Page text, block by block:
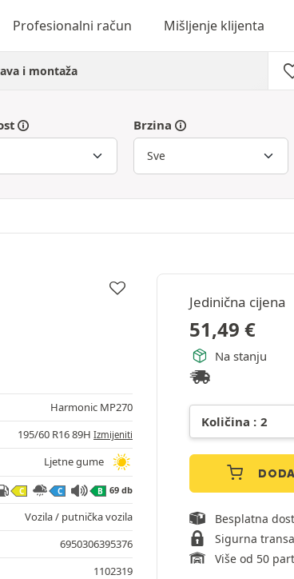
Profesionalni račun Mišljenje klijenta
i montaža
Brzina
Jedinična cijena
51,49 €
Na stanju
Besplatna
Sigurna
Više od 50
Harmonic MP270
195/60 R16 89H Izmijeniti
Ljetne gume
C C B 69 db
Vozila / putnička vozila
6950306395376
1102319